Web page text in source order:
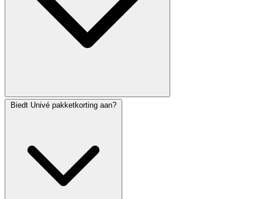
Biedt Univé pakketkorting aan?